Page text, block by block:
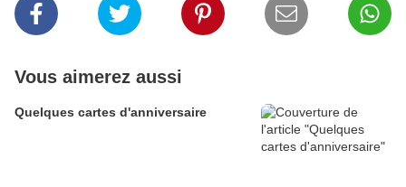
Vous aimerez aussi
Quelques cartes d'anniversaire